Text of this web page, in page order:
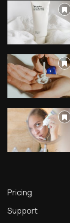
Pricing
Support